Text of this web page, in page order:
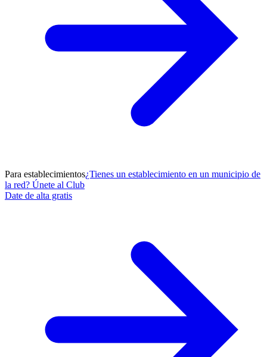
Para establecimientos¿Tienes un establecimiento en un municipio de
la red? Únete al Club
Date de alta gratis